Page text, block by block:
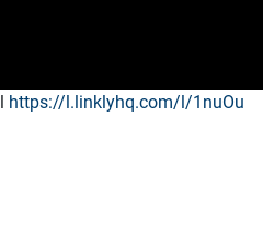
https://l.linklyhq.com/l/1nuOu